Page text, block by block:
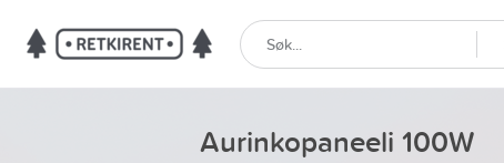
Aurinkopaneeli 100W